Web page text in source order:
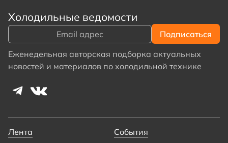
Холодильные ведомости
Еженедельная авторская подборка актуальных
новостей и материалов по холодильной технике
Лента События